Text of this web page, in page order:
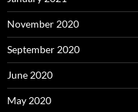
November 2020
September 2020
June 2020
May 2020